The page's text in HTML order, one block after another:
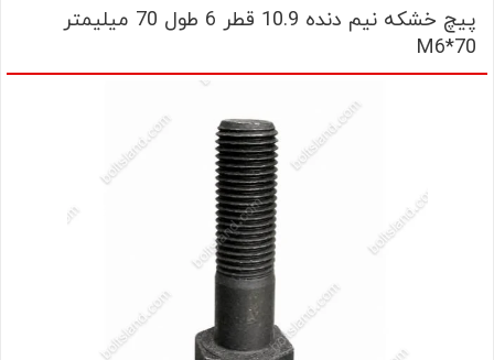
پیچ خشکه نیم دنده 10.9 قطر 6 طول 70 میلیمتر
M6*70